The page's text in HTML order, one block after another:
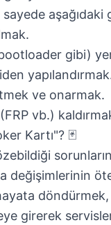
aşağıdaki
gibi)
ve onarmak.
vb.)
Kartı"? 🃏
değişimlerinin
girerek